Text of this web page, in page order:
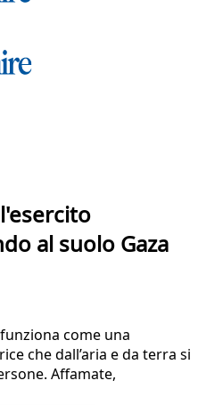
al suolo Gaza
come una
che dall’aria e da terra si
Affamate,